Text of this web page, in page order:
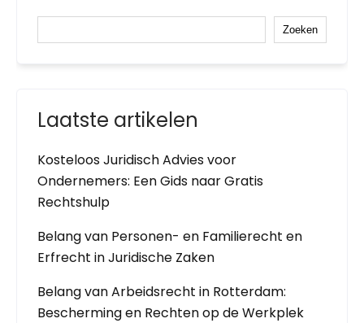
Zoeken
Laatste artikelen
Kosteloos Juridisch Advies voor
Ondernemers: Een Gids naar Gratis
Rechtshulp
Belang van Personen- en Familierecht en
Erfrecht in Juridische Zaken
Belang van Arbeidsrecht in Rotterdam:
Bescherming en Rechten op de Werkplek